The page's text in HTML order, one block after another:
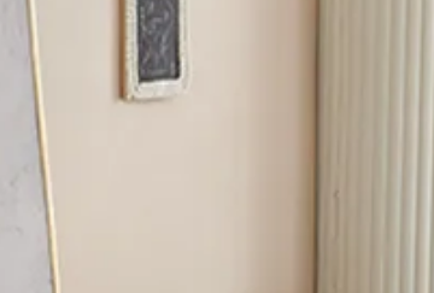
/
【1人掛け～
【1人掛け～5〜
グソファ